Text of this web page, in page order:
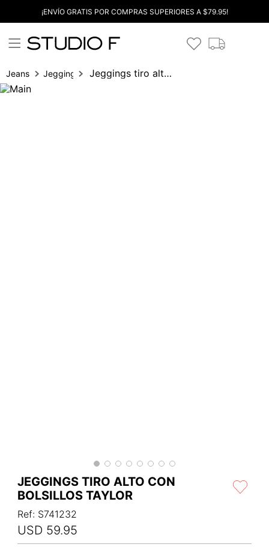
¡ENVÍO GRATIS POR COMPRAS SUPERIORES A $79.95!
Jeans Jeggings y calzas Jeggings tiro alto con bolsillos taylor
JEGGINGS TIRO ALTO CON
BOLSILLOS TAYLOR
Ref: S741232
USD 59.95